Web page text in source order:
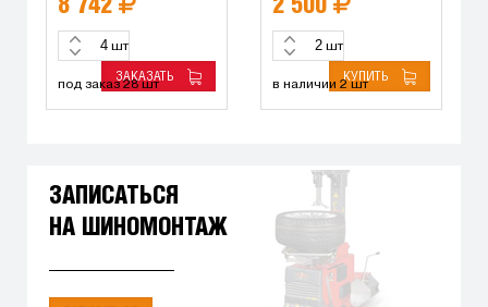
8 742
шт
ЗАКАЗАТЬ
под заказ 28 шт
2 500
шт
КУПИТЬ
в наличии 2 шт
ЗАПИСАТЬСЯ
НА ШИНОМОНТАЖ